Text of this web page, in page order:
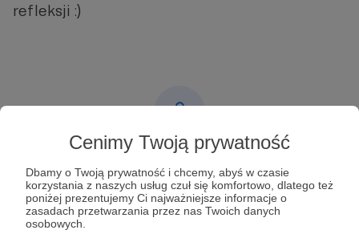
Cenimy Twoją prywatność
Dbamy o Twoją prywatność i chcemy, abyś w czasie
korzystania z naszych usług czuł się komfortowo, dlatego też
poniżej prezentujemy Ci najważniejsze informacje o
zasadach przetwarzania przez nas Twoich danych
osobowych.
refleksji :)
Aby zobaczyć ten materiał musisz być zalogowany